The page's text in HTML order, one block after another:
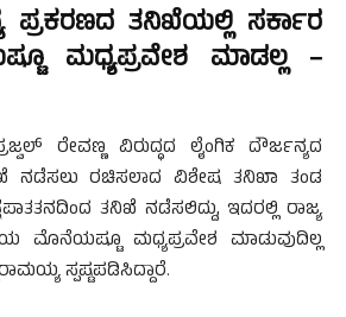
ಪ್ರಕರಣದ ತನಿಖೆಯಲ್ಲಿ ಸರ್ಕಾರ
ಮಧ್ಯಪ್ರವೇಶ ಮಾಡಲ್ಲ –
ರೇವಣ್ಣ ವಿರುದ್ಧದ ಲೈಂಗಿಕ ದೌರ್ಜನ್ಯದ
ನಡೆಸಲು ರಚಿಸಲಾದ ವಿಶೇಷ ತನಿಖಾ ತಂಡ
ತನಿಖೆ ನಡೆಸಲಿದ್ದು, ಇದರಲ್ಲಿ ರಾಜ್ಯ
ಮೊನೆಯಷ್ಟೂ ಮಧ್ಯಪ್ರವೇಶ ಮಾಡುವುದಿಲ್ಲ
ಸ್ಪಷ್ಟಪಡಿಸಿದ್ದಾರೆ.